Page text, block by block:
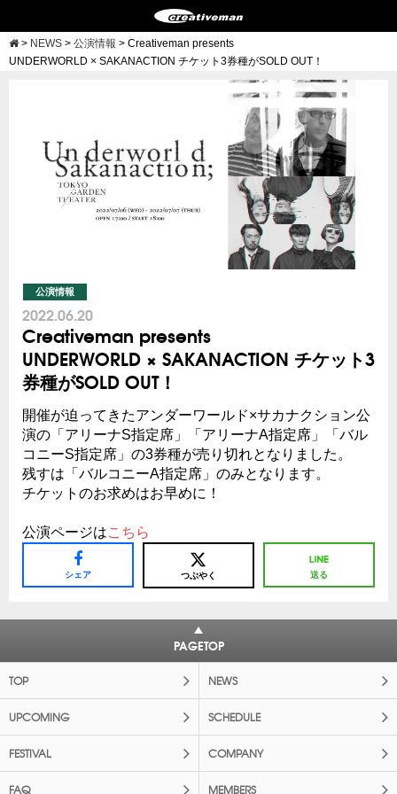
> NEWS > 公演情報 > Creativeman presents
UNDERWORLD × SAKANACTION チケット3券種がSOLD OUT！
公演情報
2022.06.20
Creativeman presents
UNDERWORLD × SAKANACTION チケット3
券種がSOLD OUT！
開催が迫ってきたアンダーワールド×サカナクション公
演の「アリーナS指定席」「アリーナA指定席」「バル
コニーS指定席」の3券種が売り切れとなりました。
残すは「バルコニーA指定席」のみとなります。
チケットのお求めはお早めに！
公演ページはこちら
シェア つぶやく 送る
PAGETOP
TOP NEWS
UPCOMING SCHEDULE
FESTIVAL COMPANY
FAQ MEMBERS